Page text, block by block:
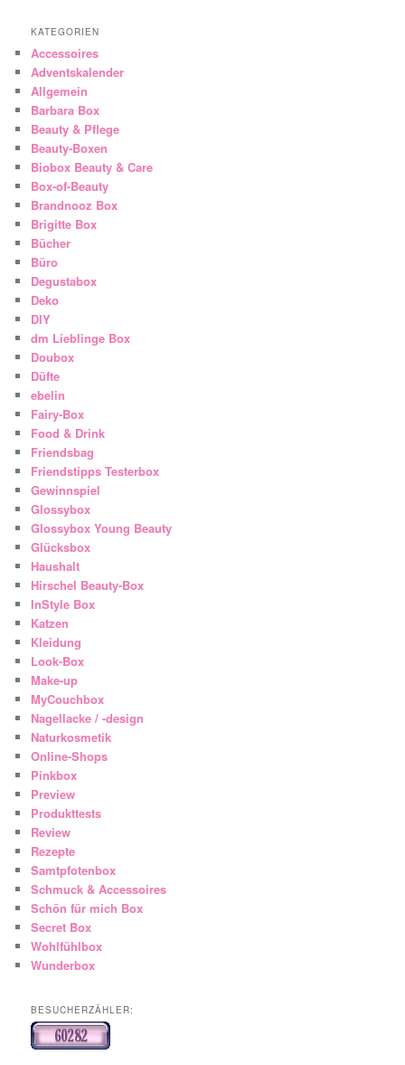
KATEGORIEN
Accessoires
Adventskalender
Allgemein
Barbara Box
Beauty & Pflege
Beauty-Boxen
Biobox Beauty & Care
Box-of-Beauty
Brandnooz Box
Brigitte Box
Bücher
Büro
Degustabox
Deko
DIY
dm Lieblinge Box
Doubox
Düfte
ebelin
Fairy-Box
Food & Drink
Friendsbag
Friendstipps Testerbox
Gewinnspiel
Glossybox
Glossybox Young Beauty
Glücksbox
Haushalt
Hirschel Beauty-Box
InStyle Box
Katzen
Kleidung
Look-Box
Make-up
MyCouchbox
Nagellacke / -design
Naturkosmetik
Online-Shops
Pinkbox
Preview
Produkttests
Review
Rezepte
Samtpfotenbox
Schmuck & Accessoires
Schön für mich Box
Secret Box
Wohlfühlbox
Wunderbox
BESUCHERZÄHLER: